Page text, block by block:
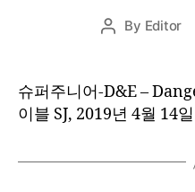
Post
By Editor
슈퍼주니어-D&E –
이블 SJ, 2019년 4월 14일